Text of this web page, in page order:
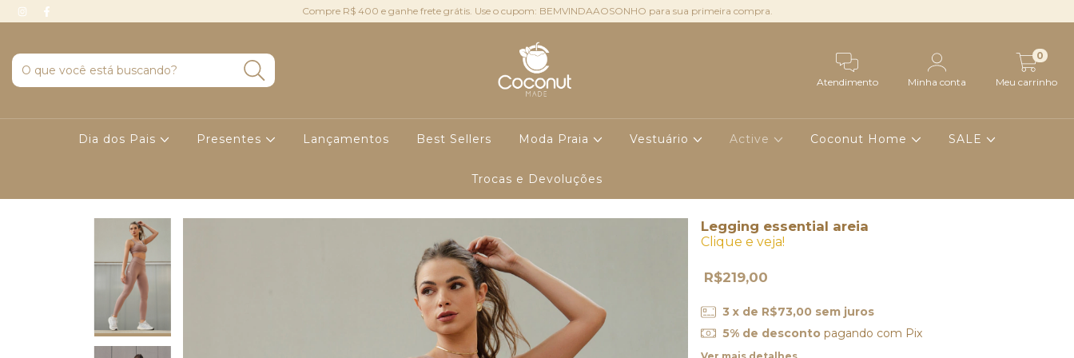
Compre R$ 400 e ganhe frete grátis. Use o cupom: BEMVINDAAOSONHO para sua primeira compra.
Atendimento Minha conta Meu carrinho
0
Dia dos Pais Presentes Lançamentos Best Sellers Moda Praia Vestuário Active Coconut Home SALE
Trocas e Devoluções
Legging essential areia
Clique e veja!
R$219,00
3 x de R$73,00 sem juros
5% de desconto pagando com Pix